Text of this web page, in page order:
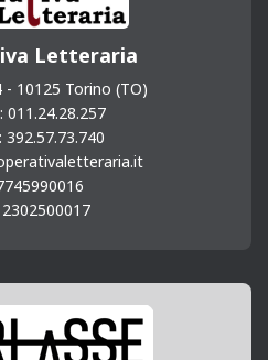
Letteraria
- 10125 Torino (TO)
011.24.28.257
392.57.73.740